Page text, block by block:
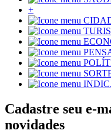
+
Cadastre seu e-
novidades